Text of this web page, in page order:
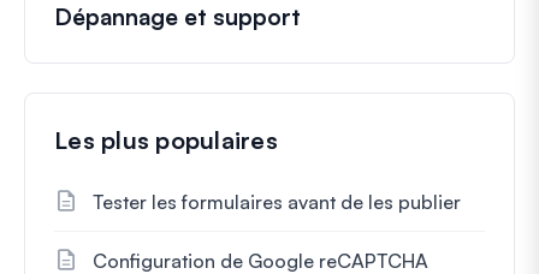
Dépannage et support
Les plus populaires
Tester les formulaires avant de les publier
Configuration de Google reCAPTCHA